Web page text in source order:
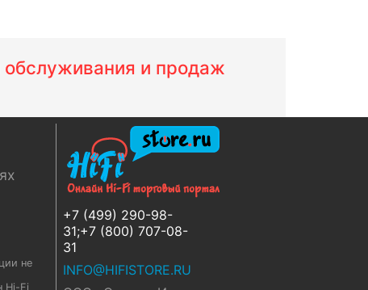
обслуживания и продаж
+7 (499) 290-98-
31;+7 (800) 707-08-
31
INFO@HIFISTORE.RU
не
Hi-Fi